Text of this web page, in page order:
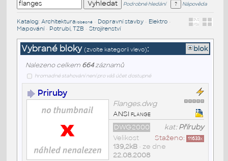
Podrobné hledání Nápověda
Katalog: Architektura/obecné• Dopravní stavby• Elektro•
Mapování• Potrubí, TZB • Strojírenství
Vybrané bloky (zvolte kategorii vlevo): blok
Nalezeno celkem 664záznamů
hromadné stahování není pro váš účet dostupné
Priruby
Flanges.dwg
ANSI flange
kat:Příruby
DWG2000
Staženo: 11633x
Velikost
139,2kB• ze dne
22.08.2008